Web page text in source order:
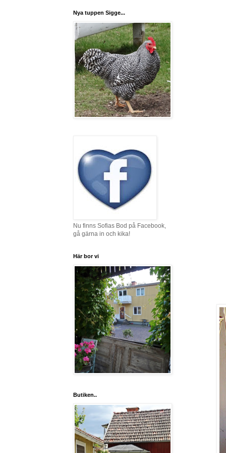
Nya tuppen Sigge...
Nu finns Sofias Bod på Facebook,
gå gärna in och kika!
Här bor vi
Butiken..